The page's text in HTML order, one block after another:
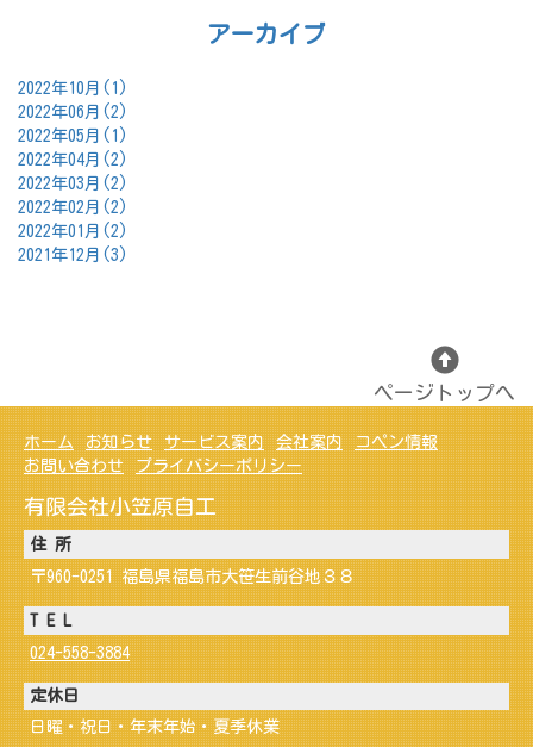
アーカイブ
2022年10月(1)
2022年06月(2)
2022年05月(1)
2022年04月(2)
2022年03月(2)
2022年02月(2)
2022年01月(2)
2021年12月(3)
ページトップへ
ホーム お知らせ サービス案内 会社案内
コペン情報
お問い合わせ
プライバシーポリシー
有限会社小笠原自工
住 所
〒960-0251 福島県福島市大笹生前谷地３８
T E L
024-558-3884
定休日
日曜・祝日・年末年始・夏季休業